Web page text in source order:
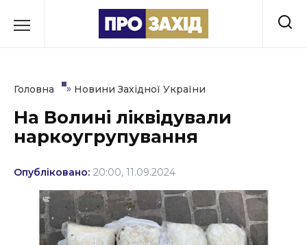
до
Культура
Освіта
Події
Політика
Головна » Новини Західної України
На Волині ліквідували
наркоугрупування
Опубліковано: 20:00, 11.09.2024